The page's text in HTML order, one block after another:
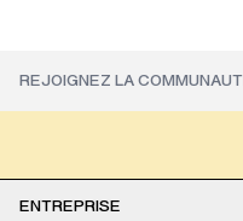
ENTREPRISE